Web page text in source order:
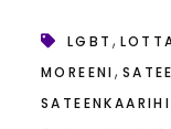
LGBT ,
MOREENI,